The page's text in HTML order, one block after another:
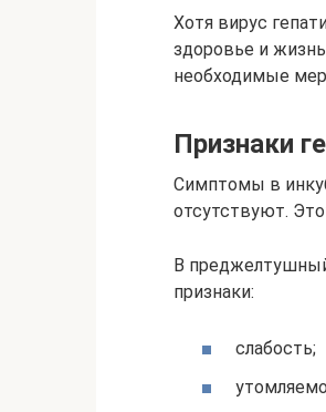
Хотя вирус
здоровье и
необходимые
Признаки
Симптомы в
отсутствуют.
В
признаки:
слабость;